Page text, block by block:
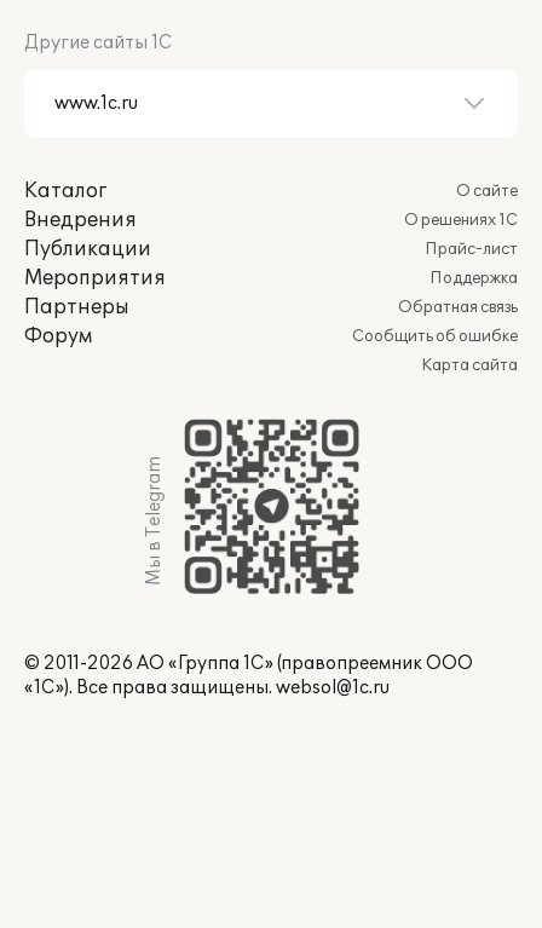
Другие сайты 1С
Каталог
Внедрения
Публикации
Мероприятия
Партнеры
Форум
О сайте
О решениях 1С
Прайс-лист
Поддержка
Обратная связь
Сообщить об ошибке
Карта сайта
Мы в Telegram
© 2011-2026 АО «Группа 1С» (правопреемник ООО
«1С»). Все права защищены. websol@1c.ru